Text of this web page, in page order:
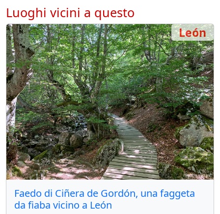
Luoghi vicini a questo
Faedo di Ciñera de Gordón, una faggeta
da fiaba vicino a León
León